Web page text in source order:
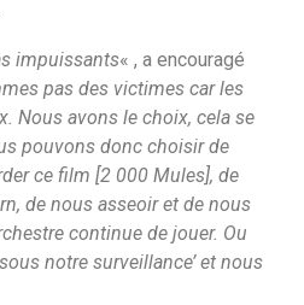
impuissants« , a encouragé
pas des victimes car les
Nous avons le choix, cela se
pouvons donc choisir de
ce film [2 000 Mules], de
de nous asseoir et de nous
continue de jouer. Ou
notre surveillance’ et nous